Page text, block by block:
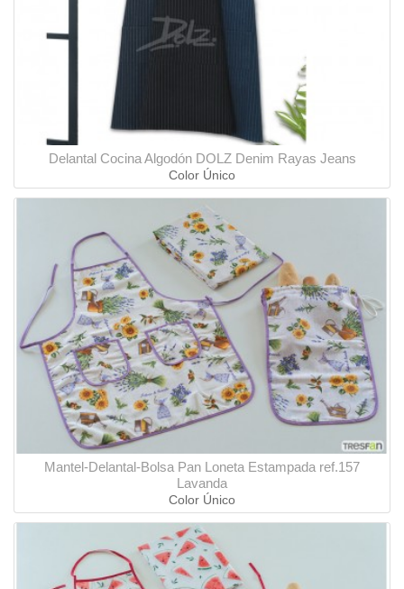
Delantal Cocina Algodón DOLZ Denim Rayas Jeans
Color Único
Mantel-Delantal-Bolsa Pan Loneta Estampada ref.157
Lavanda
Color Único